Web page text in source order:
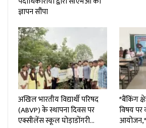
ज्ञापन सौंपा
अखिल भारतीय विद्यार्थी परिषद
(ABVP) के स्थापना दिवस पर
एक्सीलेंस स्कूल घोड़ाडोंगरी…
*बैंकिंग
विषय
आयोजन,*